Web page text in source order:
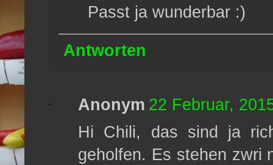
Passt ja wunderbar :)
Antworten
Anonym 22 Februar,
Hi Chili, das sind ja
geholfen. Es stehen zwri